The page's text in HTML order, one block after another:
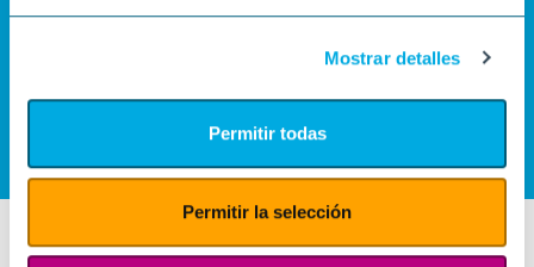
Mostrar detalles
Permitir todas
Permitir la selección